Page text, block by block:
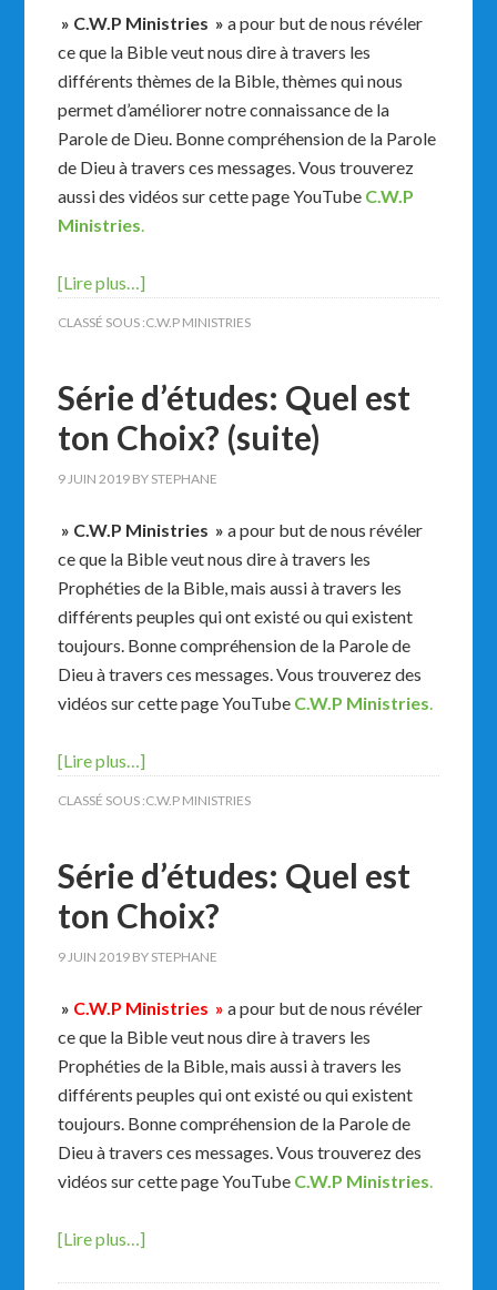
» C.W.P Ministries »a pour but de nous révéler
ce que la Bible veut nous dire à travers les
différents thèmes de la Bible, thèmes qui nous
permet d’améliorer notre connaissance de la
Parole de Dieu. Bonne compréhension de la Parole
de Dieu à travers ces messages. Vous trouverez
aussi des vidéos sur cette page YouTube C.W.P
Ministries.
[Lire plus…]
CLASSÉ SOUS :C.W.P MINISTRIES
Série d’études: Quel est
ton Choix? (suite)
9 JUIN 2019 BY STEPHANE
» C.W.P Ministries »a pour but de nous révéler
ce que la Bible veut nous dire à travers les
Prophéties de la Bible, mais aussi à travers les
différents peuples qui ont existé ou qui existent
toujours. Bonne compréhension de la Parole de
Dieu à travers ces messages. Vous trouverez des
vidéos sur cette page YouTube C.W.P Ministries.
[Lire plus…]
CLASSÉ SOUS :C.W.P MINISTRIES
Série d’études: Quel est
ton Choix?
9 JUIN 2019 BY STEPHANE
» C.W.P Ministries »a pour but de nous révéler
ce que la Bible veut nous dire à travers les
Prophéties de la Bible, mais aussi à travers les
différents peuples qui ont existé ou qui existent
toujours. Bonne compréhension de la Parole de
Dieu à travers ces messages. Vous trouverez des
vidéos sur cette page YouTube C.W.P Ministries.
[Lire plus…]